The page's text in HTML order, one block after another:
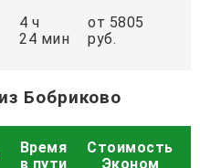
4 ч
24 мин
от 5805
руб.
Бобриково
Время
в пути
Стоимость
Эконом